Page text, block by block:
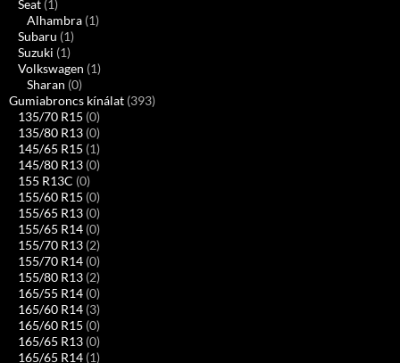
Seat (1)
Alhambra (1)
Subaru (1)
Suzuki (1)
Volkswagen (1)
Sharan (0)
Gumiabroncs kínálat (393)
135/70 R15 (0)
135/80 R13 (0)
145/65 R15 (1)
145/80 R13 (0)
155 R13C (0)
155/60 R15 (0)
155/65 R13 (0)
155/65 R14 (0)
155/70 R13 (2)
155/70 R14 (0)
155/80 R13 (2)
165/55 R14 (0)
165/60 R14 (3)
165/60 R15 (0)
165/65 R13 (0)
165/65 R14 (1)